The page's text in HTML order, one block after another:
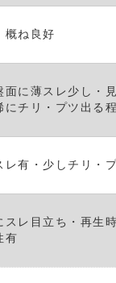
概ね良好
面に薄スレ少し・
にチリ・プツ出る
レ有・少しチリ・
スレ目立ち・再生
有